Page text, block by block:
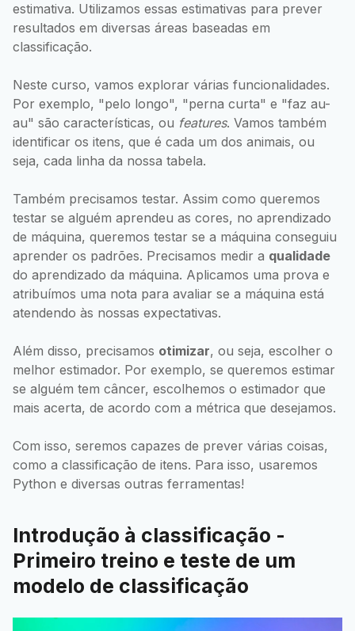
estimativa. Utilizamos essas estimativas para prever
resultados em diversas áreas baseadas em
classificação.
Neste curso, vamos explorar várias funcionalidades.
Por exemplo, "pelo longo", "perna curta" e "faz au-
au" são características, ou features. Vamos também
identificar os itens, que é cada um dos animais, ou
seja, cada linha da nossa tabela.
Também precisamos testar. Assim como queremos
testar se alguém aprendeu as cores, no aprendizado
de máquina, queremos testar se a máquina conseguiu
aprender os padrões. Precisamos medir a qualidade
do aprendizado da máquina. Aplicamos uma prova e
atribuímos uma nota para avaliar se a máquina está
atendendo às nossas expectativas.
Além disso, precisamos otimizar, ou seja, escolher o
melhor estimador. Por exemplo, se queremos estimar
se alguém tem câncer, escolhemos o estimador que
mais acerta, de acordo com a métrica que desejamos.
Com isso, seremos capazes de prever várias coisas,
como a classificação de itens. Para isso, usaremos
Python e diversas outras ferramentas!
Introdução à classificação -
Primeiro treino e teste de um
modelo de classificação